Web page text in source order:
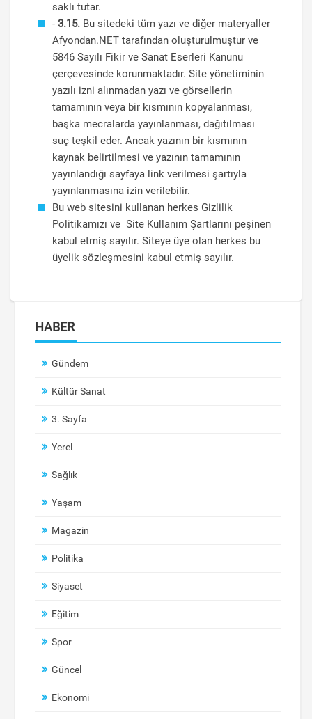
saklı tutar.
- 3.15. Bu sitedeki tüm yazı ve diğer materyaller
Afyondan.NET tarafından oluşturulmuştur ve
5846 Sayılı Fikir ve Sanat Eserleri Kanunu
çerçevesinde korunmaktadır. Site yönetiminin
yazılı izni alınmadan yazı ve görsellerin
tamamının veya bir kısmının kopyalanması,
başka mecralarda yayınlanması, dağıtılması
suç teşkil eder. Ancak yazının bir kısmının
kaynak belirtilmesi ve yazının tamamının
yayınlandığı sayfaya link verilmesi şartıyla
yayınlanmasına izin verilebilir.
Bu web sitesini kullanan herkes Gizlilik
Politikamızı ve Site Kullanım Şartlarını peşinen
kabul etmiş sayılır. Siteye üye olan herkes bu
üyelik sözleşmesini kabul etmiş sayılır.
HABER
Gündem
Kültür Sanat
3. Sayfa
Yerel
Sağlık
Yaşam
Magazin
Politika
Siyaset
Eğitim
Spor
Güncel
Ekonomi